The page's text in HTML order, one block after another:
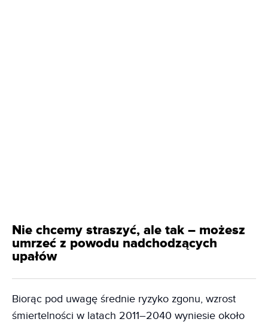
Nie chcemy straszyć, ale tak – możesz
umrzeć z powodu nadchodzących
upałów
Biorąc pod uwagę średnie ryzyko zgonu, wzrost
śmiertelności w latach 2011–2040 wyniesie około